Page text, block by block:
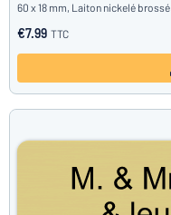
60 x 18 mm, Laiton nickelé brossé
€7.99 TTC